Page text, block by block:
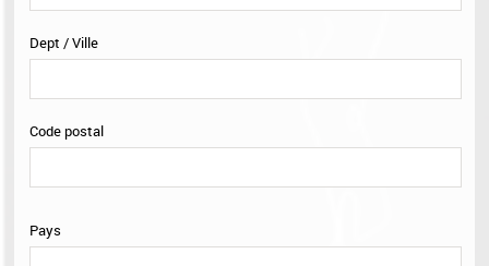
Dept / Ville
Code postal
Pays